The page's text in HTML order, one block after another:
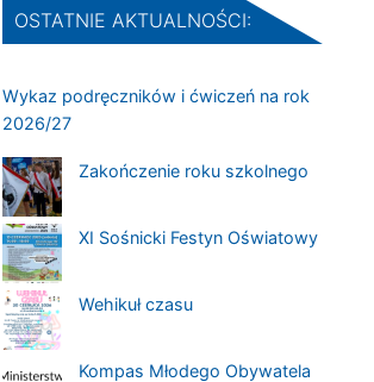
OSTATNIE AKTUALNOŚCI:
Wykaz podręczników i ćwiczeń na rok
2026/27
Zakończenie roku szkolnego
XI Sośnicki Festyn Oświatowy
Wehikuł czasu
Kompas Młodego Obywatela